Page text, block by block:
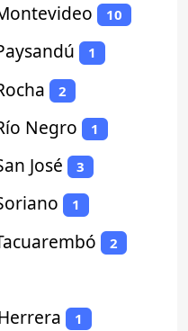
10
1
2
Negro 1
José 3
1
2
1